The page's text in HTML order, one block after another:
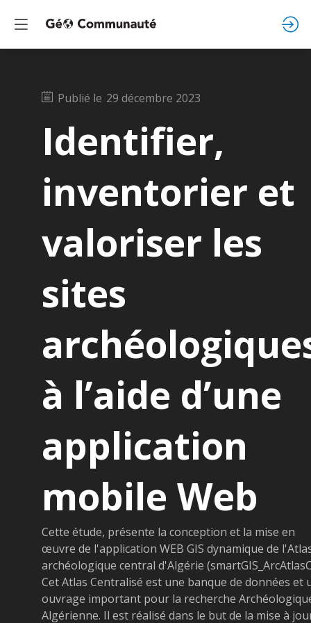
Publié le 29 décembre 2023
Identifier,
inventorier et
valoriser les
sites
à l’aide d’une
application
mobile Web
Cette étude, présente la conception et la mise en
œuvre de l'application WEB GIS dynamique de
archéologique central d'Algérie
Cet Atlas Centralisé est une banque de données et
ouvrage important pour la recherche
Algérienne. Il est réalisé dans le but de la mise à